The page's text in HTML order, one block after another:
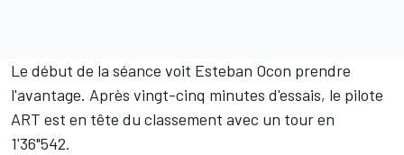
Le début de la séance voit Esteban Ocon prendre
l'avantage. Après vingt-cinq minutes d'essais, le pilote
ART est en tête du classement avec un tour en
1'36"542.